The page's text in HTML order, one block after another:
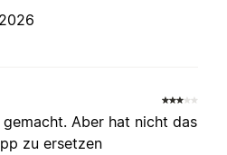
Aber hat nicht das
zu ersetzen